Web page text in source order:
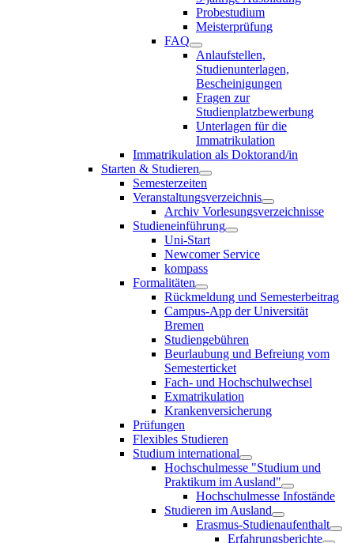
Probestudium
Meisterprüfung
FAQ
Anlaufstellen,
Studienunterlagen,
Bescheinigungen
Fragen zur
Studienplatzbewerbung
Unterlagen für die
Immatrikulation
Immatrikulation als Doktorand/in
Starten & Studieren
Semesterzeiten
Veranstaltungsverzeichnis
Archiv Vorlesungsverzeichnisse
Studieneinführung
Uni-Start
Newcomer Service
kompass
Formalitäten
Rückmeldung und Semesterbeitrag
Campus-App der Universität
Bremen
Studiengebühren
Beurlaubung und Befreiung vom
Semesterticket
Fach- und Hochschulwechsel
Exmatrikulation
Krankenversicherung
Prüfungen
Flexibles Studieren
Studium international
Hochschulmesse "Studium und
Praktikum im Ausland"
Hochschulmesse Infostände
Studieren im Ausland
Erasmus-Studienaufenthalt
Erfahrungsberichte